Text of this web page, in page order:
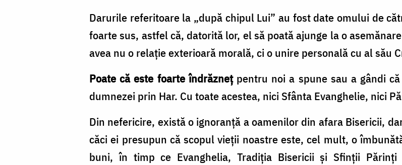
Darurile referitoare la „după chipul Lui” au fost date omului de
foarte sus, astfel că, datorită lor, el să poată ajunge la o
avea nu o relaţie exterioară morală, ci o unire personală cu al său
Poate că este foarte îndrăzneţpentru noi a spune sau a gândi
dumnezei prin Har. Cu toate acestea, nici Sfânta Evanghelie, nici
Din nefericire, există o ignoranţă a oamenilor din afara Bisericii,
căci ei presupun că scopul vieţii noastre este, cel mult, o
buni, în timp ce Evanghelia, Tradiţia Bisericii şi Sfinţii